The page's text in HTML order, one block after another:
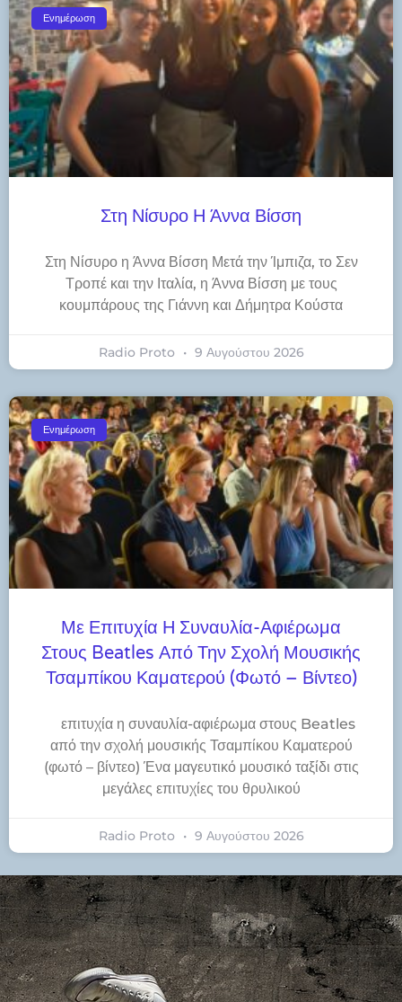
Ενημέρωση
Στη Νίσυρο Η Άννα Βίσση
Στη Νίσυρο η Άννα Βίσση Μετά την Ίμπιζα, το Σεν
Τροπέ και την Ιταλία, η Άννα Βίσση με τους
κουμπάρους της Γιάννη και Δήμητρα Κούστα
Radio Proto 9 Αυγούστου 2026
Ενημέρωση
Με Επιτυχία Η Συναυλία-Αφιέρωμα
Στους Beatles Από Την Σχολή Μουσικής
Τσαμπίκου Καματερού (φωτό – Βίντεο)
​επιτυχία η συναυλία-αφιέρωμα στους Beatles
από την σχολή μουσικής Τσαμπίκου Καματερού
(φωτό – βίντεο) Ένα μαγευτικό μουσικό ταξίδι στις
μεγάλες επιτυχίες του θρυλικού
Radio Proto 9 Αυγούστου 2026